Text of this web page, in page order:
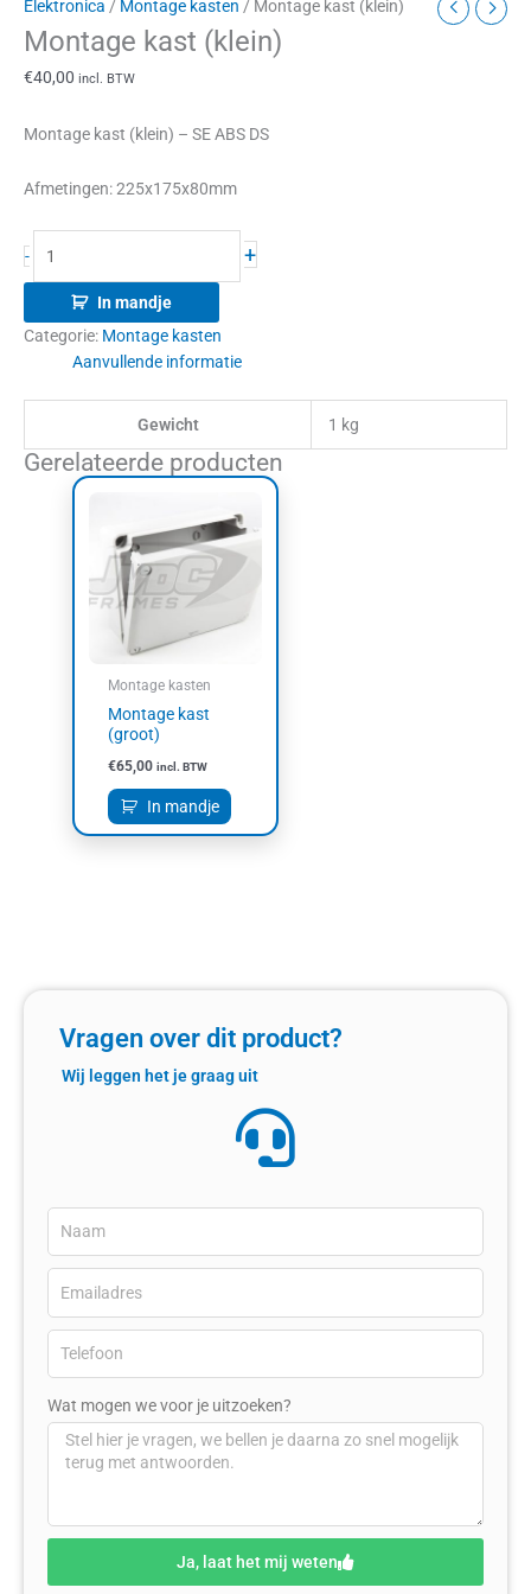
Elektronica / Montage kasten / Montage kast (klein)
Montage kast (klein)
€40,00 incl. BTW
Montage kast (klein) – SE ABS DS
Afmetingen: 225x175x80mm
- +
In mandje
Categorie: Montage kasten
Aanvullende informatie
Gewicht 1 kg
Gerelateerde producten
Montage kasten
Montage kast
(groot)
€65,00 incl. BTW
In mandje
Vragen over dit product?
Wij leggen het je graag uit
Wat mogen we voor je uitzoeken?
Ja, laat het mij weten